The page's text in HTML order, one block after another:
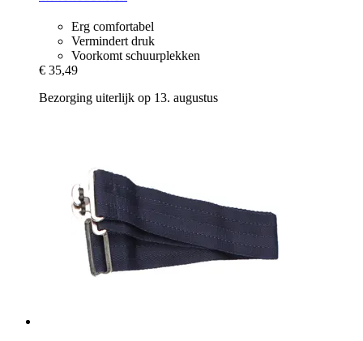
Erg comfortabel
Vermindert druk
Voorkomt schuurplekken
€ 35,49
Bezorging uiterlijk op 13. augustus